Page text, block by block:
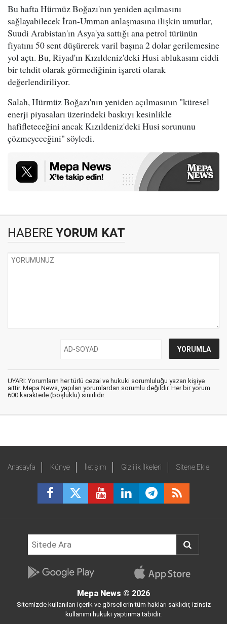
Bu hafta Hürmüz Boğazı'nın yeniden açılmasını
sağlayabilecek İran-Umman anlaşmasına ilişkin umutlar,
Suudi Arabistan'ın Asya'ya sattığı ana petrol türünün
fiyatını 50 sent düşürerek varil başına 2 dolar gerilemesine
yol açtı. Bu, Riyad'ın Kızıldeniz'deki Husi ablukasını ciddi
bir tehdit olarak görmediğinin işareti olarak
değerlendiriliyor.
Salah, Hürmüz Boğazı'nın yeniden açılmasının "küresel
enerji piyasaları üzerindeki baskıyı kesinlikle
hafifleteceğini ancak Kızıldeniz'deki Husi sorununu
çözmeyeceğini" söyledi.
HABERE YORUM KAT
UYARI: Yorumların her türlü cezai ve hukuki sorumluluğu yazan kişiye
aittir. Mepa News, yapılan yorumlardan sorumlu değildir. Her bir yorum
600 karakterle (boşluklu) sınırlıdır.
Anasayfa Künye İletişim Gizlilik İlkeleri Sitene Ekle
Mepa News © 2026
Sitemizde kullanılan içerik ve görsellerin tüm hakları saklıdır, izinsiz
kullanımı hukuki yaptırıma tabidir.